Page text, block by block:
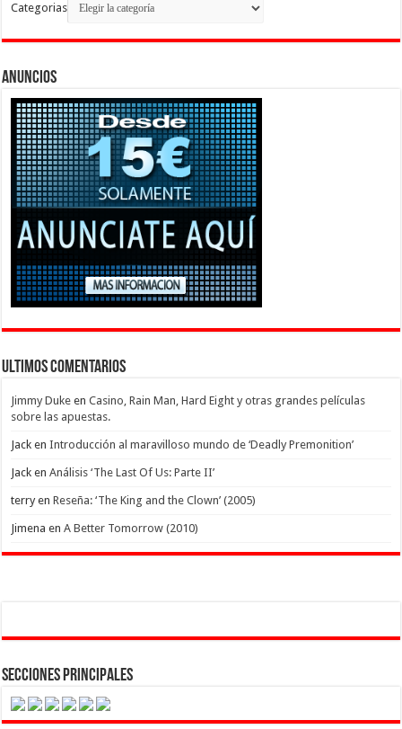
Categorias
Anuncios
Ultimos Comentarios
Jimmy Duke enCasino, Rain Man, Hard Eight y otras grandes películas
sobre las apuestas.
Jack enIntroducción al maravilloso mundo de ‘Deadly Premonition’
Jack enAnálisis ‘The Last Of Us: Parte II’
terryenReseña: ‘The King and the Clown’ (2005)
Jimena enA Better Tomorrow (2010)
Secciones Principales